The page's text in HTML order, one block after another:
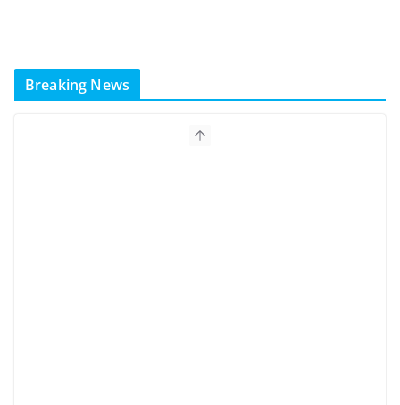
Breaking News